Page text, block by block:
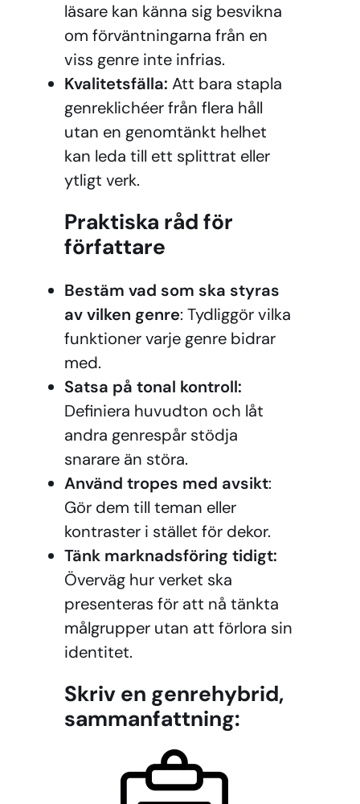
läsare kan känna sig besvikna
om förväntningarna från en
viss genre inte infrias.
Kvalitetsfälla: Att bara stapla
genreklichéer från flera håll
utan en genomtänkt helhet
kan leda till ett splittrat eller
ytligt verk.
Praktiska råd för
författare
Bestäm vad som ska styras
av vilken genre: Tydliggör vilka
funktioner varje genre bidrar
med.
Satsa på tonal kontroll:
Definiera huvudton och låt
andra genrespår stödja
snarare än störa.
Använd tropes med avsikt:
Gör dem till teman eller
kontraster i stället för dekor.
Tänk marknadsföring tidigt:
Överväg hur verket ska
presenteras för att nå tänkta
målgrupper utan att förlora sin
identitet.
Skriv en genrehybrid,
sammanfattning: